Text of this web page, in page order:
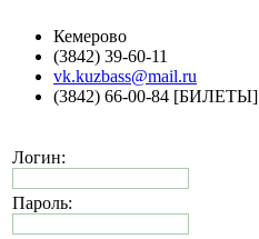
Кемерово
(3842) 39-60-11
vk.kuzbass@mail.ru
(3842) 66-00-84 [БИЛЕТЫ]
Логин:
Пароль: